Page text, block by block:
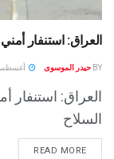
العراق: استنفار
BY حيدر الموسوى أغسطس 6,
العراق:
السلاح
READ MORE